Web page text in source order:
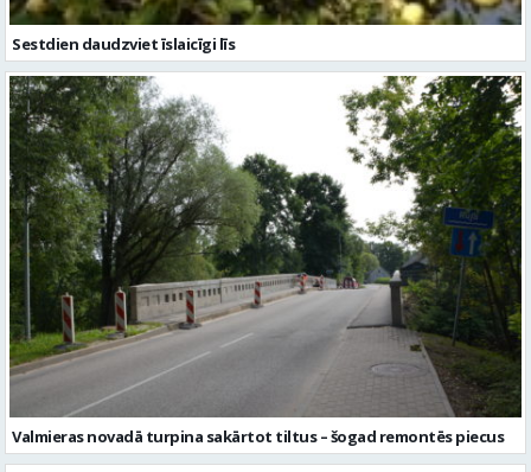
Sestdien daudzviet īslaicīgi līs
Valmieras novadā turpina sakārtot tiltus – šogad remontēs piecus